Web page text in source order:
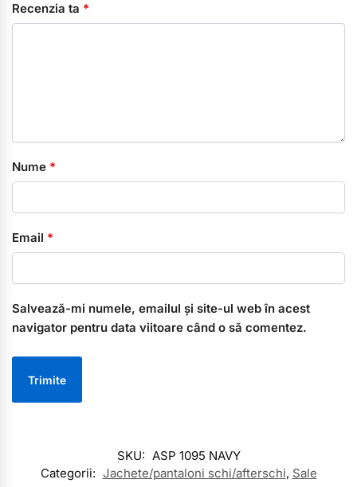
Recenzia ta *
Nume *
Email *
Salvează-mi numele, emailul și site-ul web în acest
navigator pentru data viitoare când o să comentez.
SKU: ASP 1095 NAVY
Categorii: Jachete/pantaloni schi/afterschi, Sale